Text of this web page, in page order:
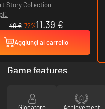
Story Collection
40 €-72%11.39 €
Aggiungi al carrello
Game features
Giocatore
Achievement